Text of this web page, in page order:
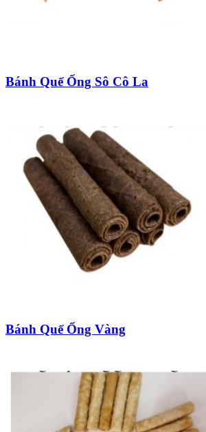
Bánh Quế Ống Sô Cô La
Bánh Quế Ống Vàng